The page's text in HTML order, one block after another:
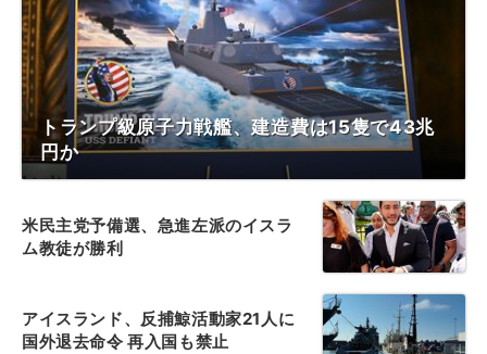
トランプ級原子力戦艦、建造費は15隻で43兆
円か
米民主党予備選、急進左派のイスラ
ム教徒が勝利
アイスランド、反捕鯨活動家21人に
国外退去命令 再入国も禁止